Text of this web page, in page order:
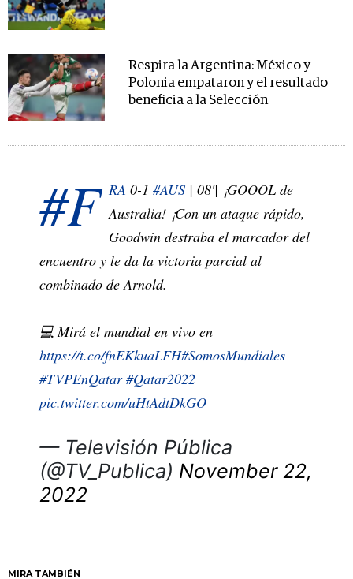
Respira la Argentina: México y
Polonia empataron y el resultado
beneficia a la Selección
#F RA 0-1 #AUS | 08'| ¡GOOOL de
Australia! ¡Con un ataque rápido,
Goodwin destraba el marcador del
encuentro y le da la victoria parcial al
combinado de Arnold.
💻 Mirá el mundial en vivo en
https://t.co/fnEKkuaLFH#SomosMundiales
#TVPEnQatar #Qatar2022
pic.twitter.com/uHtAdtDkGO
— Televisión Pública
(@TV_Publica) November 22,
2022
MIRA TAMBIÉN